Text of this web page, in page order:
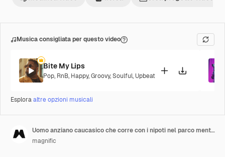
Musica consigliata per questo video
Bite My Lips
Pop, RnB, Happy,Groovy,Soulful, Upbeat
Esploraaltre opzioni musicali
Uomo anziano caucasico che corre con i nipoti nel parco mentre fanno volare un aquilone in una giornata di sole
magnific